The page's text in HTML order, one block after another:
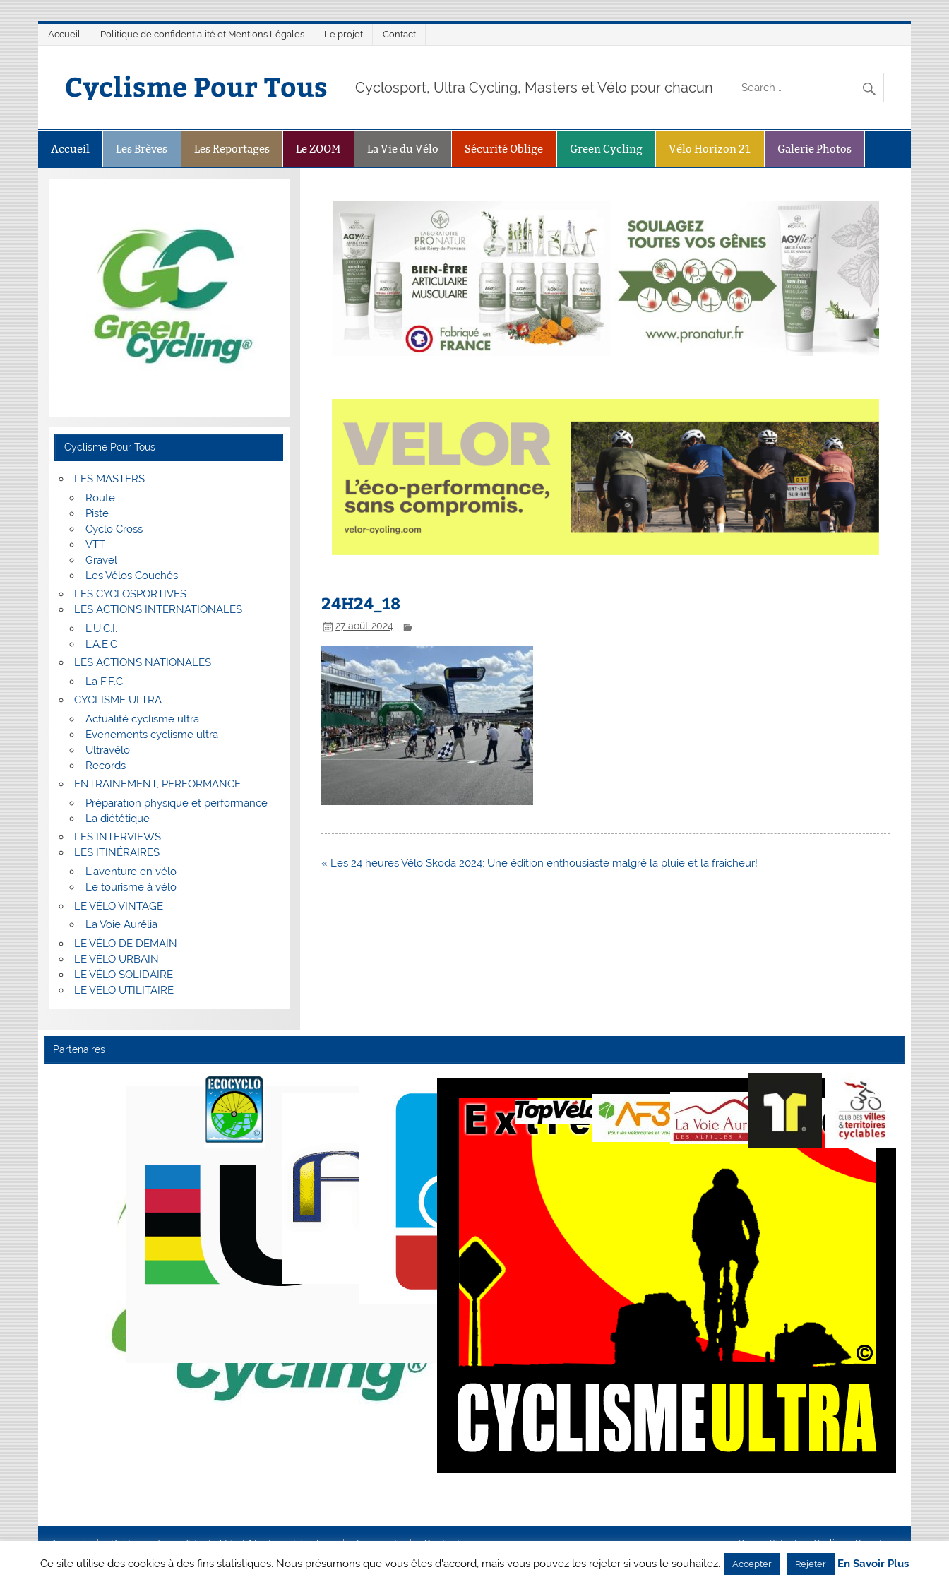
Accueil Politique de confidentialité et Mentions Légales Le projet Contact
Cyclisme Pour Tous Cyclosport, Ultra Cycling, Masters et Vélo pour chacun
Accueil Les Brèves Les Reportages Le ZOOM La Vie du Vélo Sécurité Oblige Green Cycling Vélo Horizon 21 Galerie Photos
24H24_18
27 août 2024
Navigation
« Les 24 heures Vélo Skoda 2024: Une édition enthousiaste malgré la pluie et la fraicheur!
Cyclisme Pour Tous
LES MASTERS
Route
Piste
Cyclo Cross
VTT
Gravel
Les Vélos Couchés
LES CYCLOSPORTIVES
LES ACTIONS INTERNATIONALES
L’U.C.I.
L’A.E.C
LES ACTIONS NATIONALES
La F.F.C
CYCLISME ULTRA
Actualité cyclisme ultra
Evenements cyclisme ultra
Ultravélo
Records
ENTRAINEMENT, PERFORMANCE
Préparation physique et performance
La diététique
LES INTERVIEWS
LES ITINÉRAIRES
L’aventure en vélo
Le tourisme à vélo
LE VÉLO VINTAGE
La Voie Aurélia
LE VÉLO DE DEMAIN
LE VÉLO URBAIN
LE VÉLO SOLIDAIRE
LE VÉLO UTILITAIRE
Partenaires
Accueil Politique de confidentialité et Mentions Légales Le projet Contact Creanet64- Pour Cyclisme Pour Tous
Ce site utilise des cookies à des fins statistiques. Nous présumons que vous êtes d'accord, mais vous pouvez les rejeter si vous le souhaitez. Accepter Rejeter En Savoir Plus